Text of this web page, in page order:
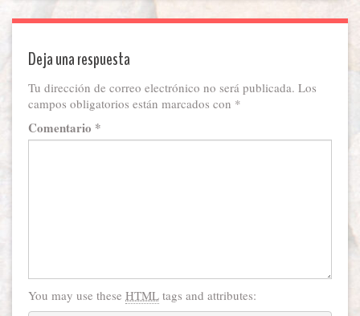
Deja una respuesta
Tu dirección de correo electrónico no será publicada. Los
campos obligatorios están marcados con *
Comentario *
You may use these HTML tags and attributes: